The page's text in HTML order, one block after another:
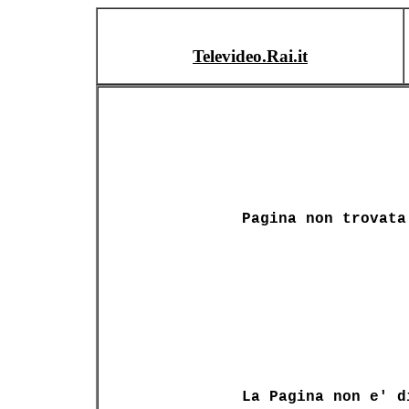
Televideo.Rai.it
Pagina non trovata
La Pagina non e'